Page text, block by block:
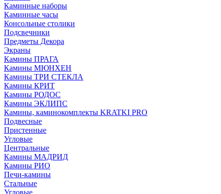
Каминные наборы
Каминные часы
Консольные столики
Подсвечники
Предметы Декора
Экраны
Камины ПРАГА
Камины МЮНХЕН
Камины ТРИ СТЕКЛА
Камины КРИТ
Камины РОДОС
Камины ЭКЛИПС
Камины, каминокомплекты KRATKI PRO
Подвесные
Пристенные
Угловые
Центральные
Камины МАДРИД
Камины РИО
Печи-камины
Стальные
Угловые